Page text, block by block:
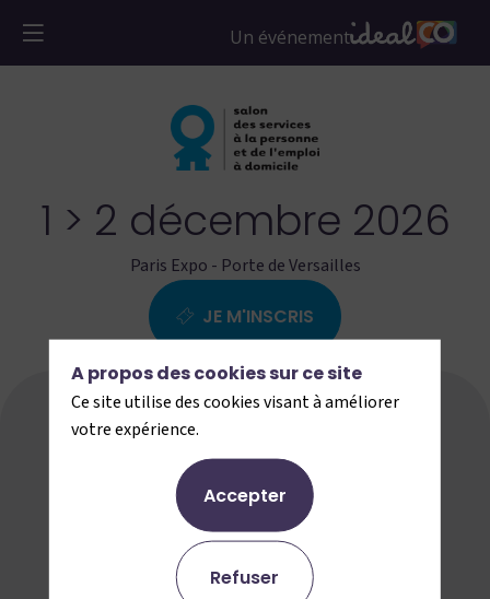
1 > 2 décembre 2026
Paris Expo - Porte de Versailles
JE M'INSCRIS
Programme
Parcours
Exposants
Partenaires
Infos pratiques
Presse
A propos des cookies sur ce site
Ce site utilise des cookies visant à améliorer
votre expérience.
Accepter
Refuser